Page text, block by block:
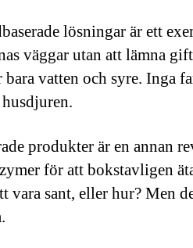
lösningar är ett
väggar utan att lämna
bara vatten och syre. Inga
produkter är en annan
för att bokstavligen
vara sant, eller hur? Men